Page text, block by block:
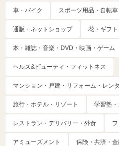
車・バイク スポーツ用品・自転車
通販・ネットショップ 花・ギフ
本・雑誌・音楽・DVD・映画・ゲーム
ヘルス&ビューティ・フィットネス
マンション・戸建・リフォーム・レン
旅行・ホテル・リゾート 学習塾
レストラン・デリバリー・外食
アミューズメント 保険・共済・